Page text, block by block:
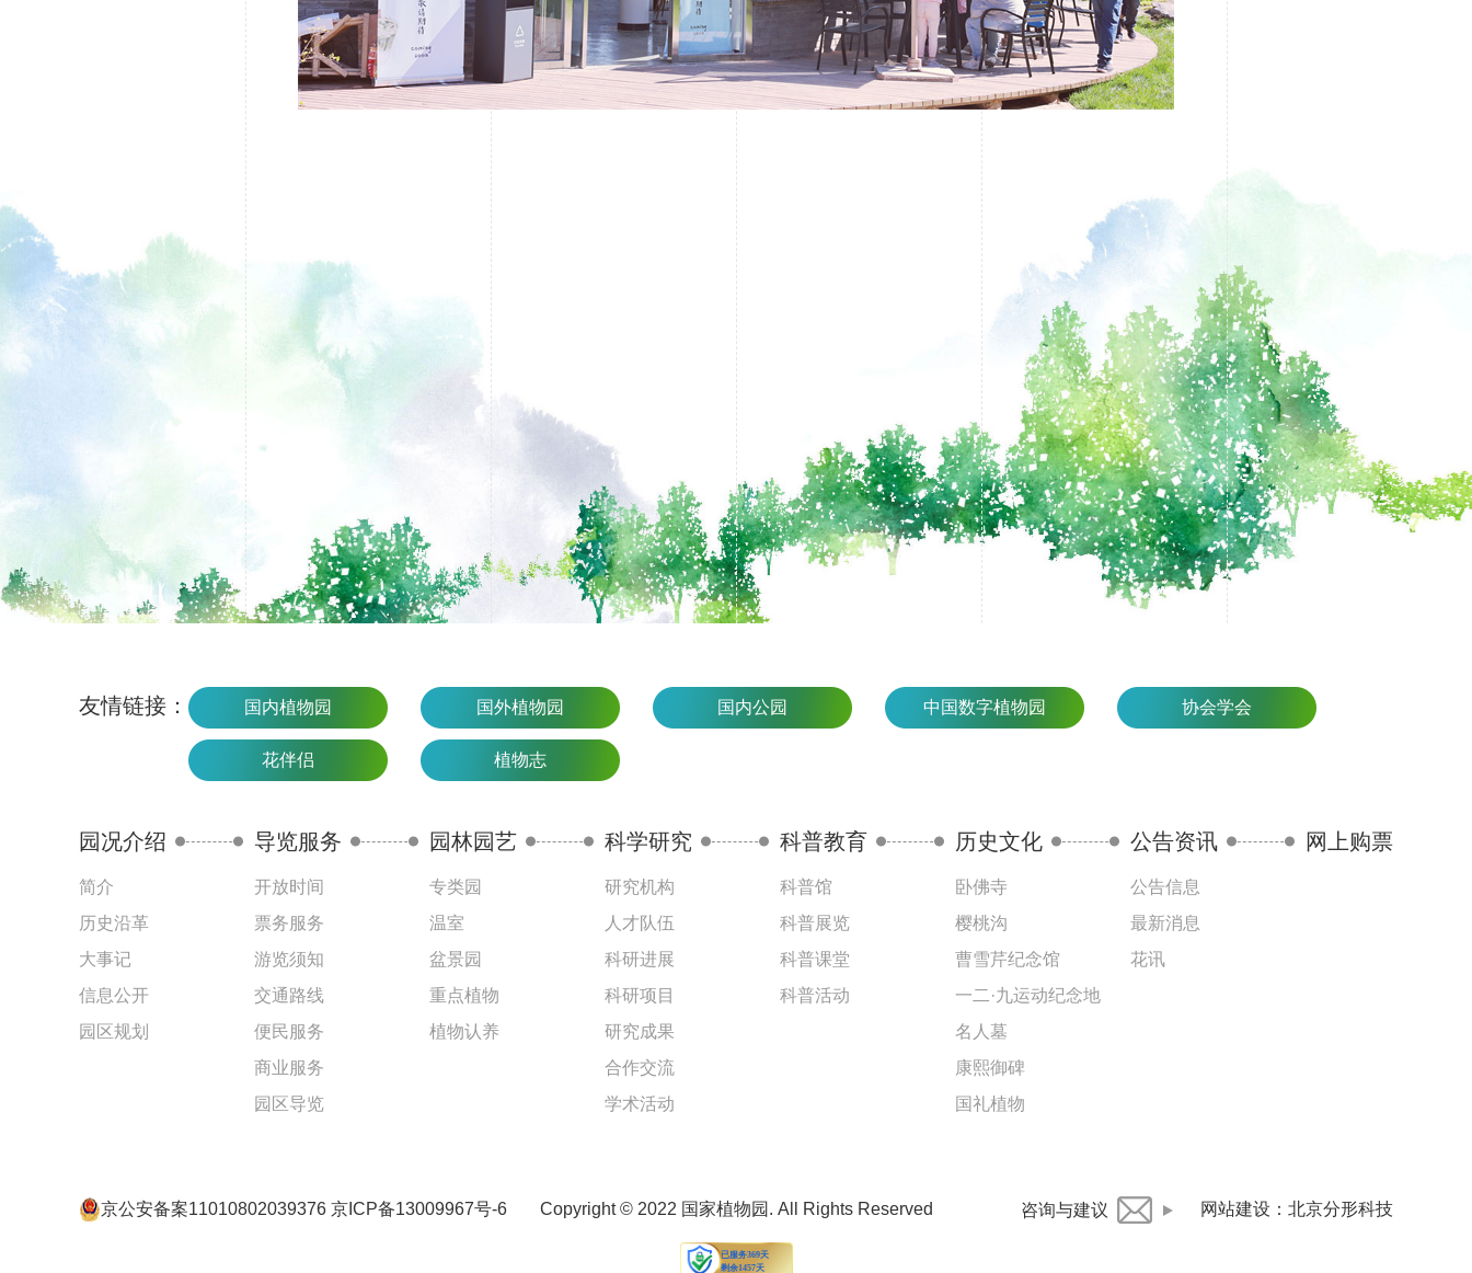
友情链接： 国内植物园 国外植物园 国内公园 中国数字植物园 协会学会
花伴侣 植物志
园况介绍
简介
历史沿革
大事记
信息公开
园区规划
导览服务
开放时间
票务服务
游览须知
交通路线
便民服务
商业服务
园区导览
园林园艺
专类园
温室
盆景园
重点植物
植物认养
科学研究
研究机构
人才队伍
科研进展
科研项目
研究成果
合作交流
学术活动
科普教育
科普馆
科普展览
科普课堂
科普活动
历史文化
卧佛寺
樱桃沟
曹雪芹纪念馆
一二·九运动纪念地
名人墓
康熙御碑
国礼植物
公告资讯
公告信息
最新消息
花讯
网上购票
京公安备案11010802039376 京ICP备13009967号-6 Copyright © 2022 国家植物园. All Rights Reserved 咨询与建议 网站建设 ： 北京分形科技